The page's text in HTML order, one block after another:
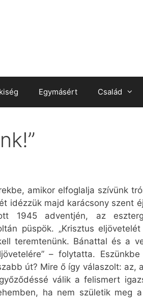
Egymásért Család
amikor elfoglalja szívünk
idézzük majd karácsony szent
1945 adventjén, az
püspök. „Krisztus
teremtenünk. Bánattal és a
– folytatta.
út? Mire ő így válaszolt: az,
válik a felismert
ha nem születik meg